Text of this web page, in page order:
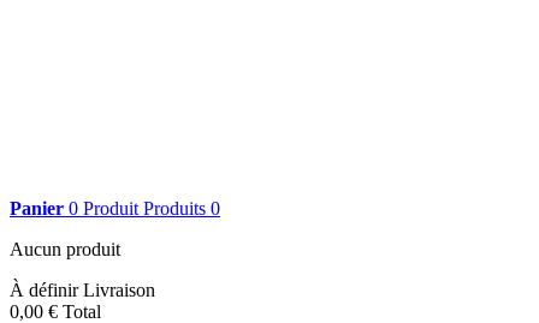
Panier 0 Produit Produits 0
Aucun produit
À définirLivraison
0,00 € Total